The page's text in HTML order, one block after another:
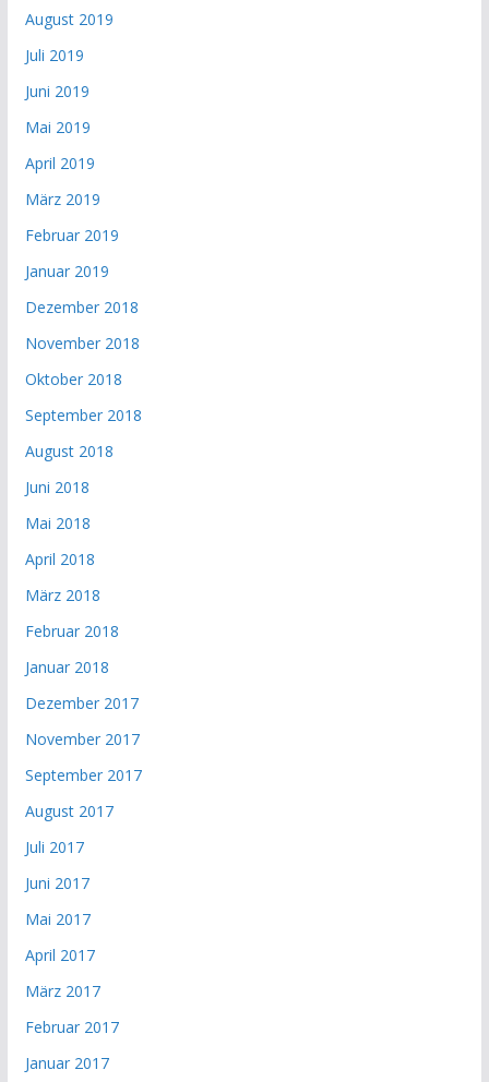
August 2019
Juli 2019
Juni 2019
Mai 2019
April 2019
März 2019
Februar 2019
Januar 2019
Dezember 2018
November 2018
Oktober 2018
September 2018
August 2018
Juni 2018
Mai 2018
April 2018
März 2018
Februar 2018
Januar 2018
Dezember 2017
November 2017
September 2017
August 2017
Juli 2017
Juni 2017
Mai 2017
April 2017
März 2017
Februar 2017
Januar 2017